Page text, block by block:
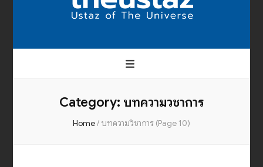
Category: บทความวิชาการ
Home/ บทความวิชาการ (Page 10)